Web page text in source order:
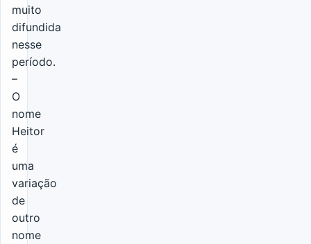
muito
difundida
nesse
período.
–
O
nome
Heitor
é
uma
variação
de
outro
nome